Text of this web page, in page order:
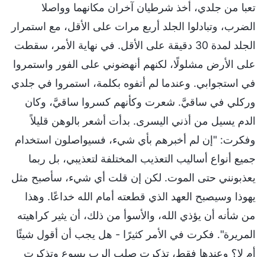
تعبا من جلدي، أخذ شرطيان آخران مكانهما وواصلا
الضرب، وتبادلوا الجلد أربع مرات على الأقل، مع استمرار
الجلد لمدة 30 دقيقة على الأقل. في نهاية الأمر، سقطت
على الأرض مشلولًا، لكنهم أنهضوني على الفور واستمروا
في استجوابي. وعندما لم أتفوه بكلمة، استمروا في جلدي
وركلي في ساقيَّ. شعرت وكأنهم كسروا ساقيَّ، وكان
الدم يسيل من أذني اليسرى. بدأت أشعر بالوهن قليلاً
وفكرت: "إن لم أخبرهم بأي شيء، فسيواصلون استخدام
جميع أنواع أساليب التعذيب المختلفة لتعذيبي، بل ربما
يعذبونني حتى الموت. لكن إن قلت أي شيء، سأصبح مثل
يهوذا وسيصبح العهد الذي قطعته أمام الله خداعًا. وهذا
من شأنه أن يؤذي الله، والأسوأ من ذلك، أن يثير كراهيته
المريرة". فكرت في الأمر كثيرًا - هل يجب أن أقول شيئًا
أم لا؟ وعندها فقط، تذكرت صلب الرب يسوع وتذكرت